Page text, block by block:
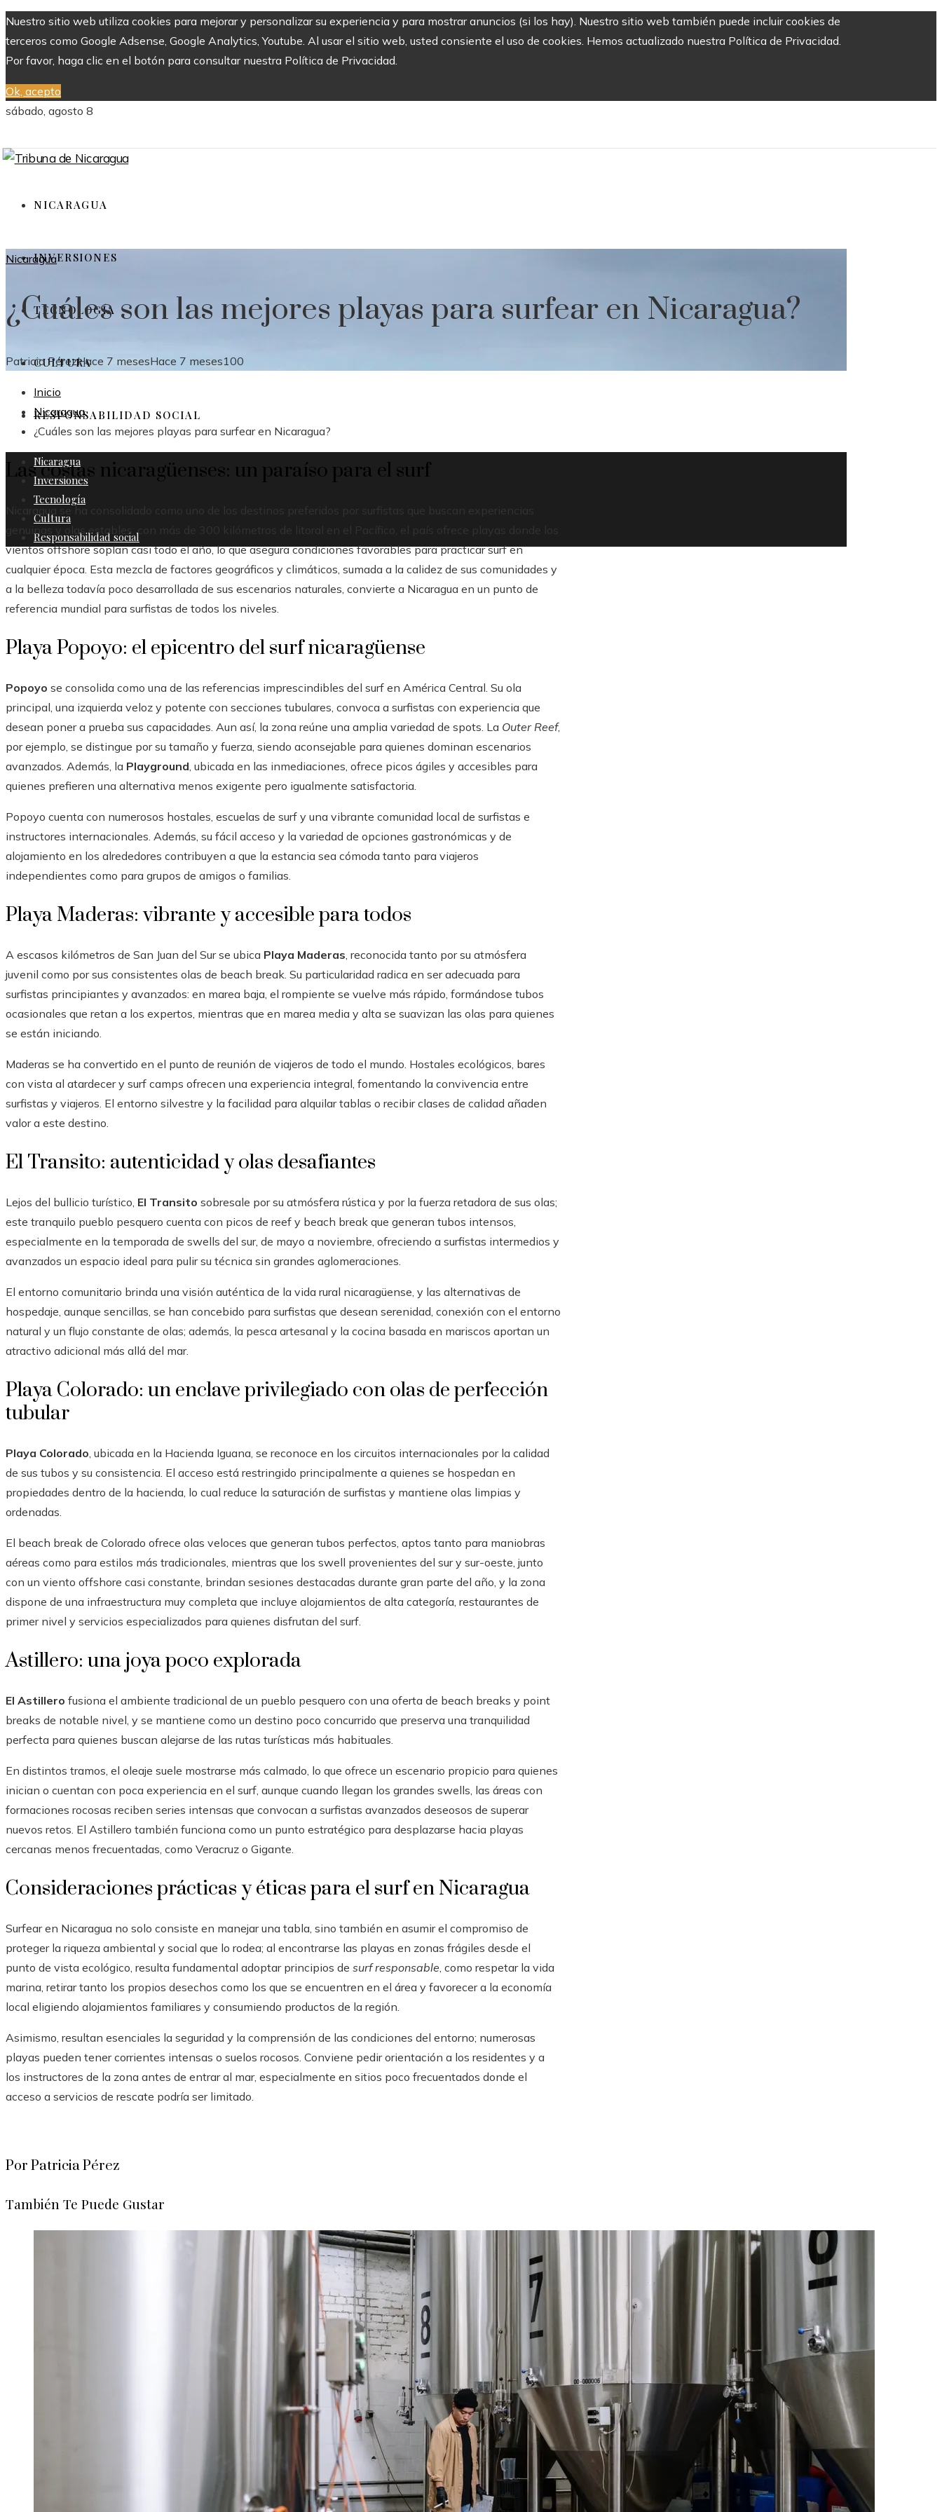
Nuestro sitio web utiliza cookies para mejorar y personalizar su experiencia y para mostrar anuncios (si los hay). Nuestro sitio web también puede incluir cookies de
terceros como Google Adsense, Google Analytics, Youtube. Al usar el sitio web, usted consiente el uso de cookies. Hemos actualizado nuestra Política de Privacidad.
Por favor, haga clic en el botón para consultar nuestra Política de Privacidad.
Ok, acepto
sábado, agosto 8
NICARAGUA
INVERSIONES
TECNOLOGÍA
CULTURA
RESPONSABILIDAD SOCIAL
Nicaragua
Inversiones
Tecnología
Cultura
Responsabilidad social
Nicaragua
¿Cuáles son las mejores playas para surfear en Nicaragua?
Patricia PérezHace 7 mesesHace 7 meses100
Inicio
Nicaragua
¿Cuáles son las mejores playas para surfear en Nicaragua?
Las costas nicaragüenses: un paraíso para el surf
Nicaragua se ha consolidado como uno de los destinos preferidos por surfistas que buscan experiencias
genuinas y olas estables; con más de 300 kilómetros de litoral en el Pacífico, el país ofrece playas donde los
vientos offshore soplan casi todo el año, lo que asegura condiciones favorables para practicar surf en
cualquier época. Esta mezcla de factores geográficos y climáticos, sumada a la calidez de sus comunidades y
a la belleza todavía poco desarrollada de sus escenarios naturales, convierte a Nicaragua en un punto de
referencia mundial para surfistas de todos los niveles.
Playa Popoyo: el epicentro del surf nicaragüense
Popoyo se consolida como una de las referencias imprescindibles del surf en América Central. Su ola
principal, una izquierda veloz y potente con secciones tubulares, convoca a surfistas con experiencia que
desean poner a prueba sus capacidades. Aun así, la zona reúne una amplia variedad de spots. La Outer Reef,
por ejemplo, se distingue por su tamaño y fuerza, siendo aconsejable para quienes dominan escenarios
avanzados. Además, la Playground, ubicada en las inmediaciones, ofrece picos ágiles y accesibles para
quienes prefieren una alternativa menos exigente pero igualmente satisfactoria.
Popoyo cuenta con numerosos hostales, escuelas de surf y una vibrante comunidad local de surfistas e
instructores internacionales. Además, su fácil acceso y la variedad de opciones gastronómicas y de
alojamiento en los alrededores contribuyen a que la estancia sea cómoda tanto para viajeros
independientes como para grupos de amigos o familias.
Playa Maderas: vibrante y accesible para todos
A escasos kilómetros de San Juan del Sur se ubica Playa Maderas, reconocida tanto por su atmósfera
juvenil como por sus consistentes olas de beach break. Su particularidad radica en ser adecuada para
surfistas principiantes y avanzados: en marea baja, el rompiente se vuelve más rápido, formándose tubos
ocasionales que retan a los expertos, mientras que en marea media y alta se suavizan las olas para quienes
se están iniciando.
Maderas se ha convertido en el punto de reunión de viajeros de todo el mundo. Hostales ecológicos, bares
con vista al atardecer y surf camps ofrecen una experiencia integral, fomentando la convivencia entre
surfistas y viajeros. El entorno silvestre y la facilidad para alquilar tablas o recibir clases de calidad añaden
valor a este destino.
El Transito: autenticidad y olas desafiantes
Lejos del bullicio turístico, El Transito sobresale por su atmósfera rústica y por la fuerza retadora de sus olas;
este tranquilo pueblo pesquero cuenta con picos de reef y beach break que generan tubos intensos,
especialmente en la temporada de swells del sur, de mayo a noviembre, ofreciendo a surfistas intermedios y
avanzados un espacio ideal para pulir su técnica sin grandes aglomeraciones.
El entorno comunitario brinda una visión auténtica de la vida rural nicaragüense, y las alternativas de
hospedaje, aunque sencillas, se han concebido para surfistas que desean serenidad, conexión con el entorno
natural y un flujo constante de olas; además, la pesca artesanal y la cocina basada en mariscos aportan un
atractivo adicional más allá del mar.
Playa Colorado: un enclave privilegiado con olas de perfección
tubular
Playa Colorado, ubicada en la Hacienda Iguana, se reconoce en los circuitos internacionales por la calidad
de sus tubos y su consistencia. El acceso está restringido principalmente a quienes se hospedan en
propiedades dentro de la hacienda, lo cual reduce la saturación de surfistas y mantiene olas limpias y
ordenadas.
El beach break de Colorado ofrece olas veloces que generan tubos perfectos, aptos tanto para maniobras
aéreas como para estilos más tradicionales, mientras que los swell provenientes del sur y sur-oeste, junto
con un viento offshore casi constante, brindan sesiones destacadas durante gran parte del año, y la zona
dispone de una infraestructura muy completa que incluye alojamientos de alta categoría, restaurantes de
primer nivel y servicios especializados para quienes disfrutan del surf.
Astillero: una joya poco explorada
El Astillero fusiona el ambiente tradicional de un pueblo pesquero con una oferta de beach breaks y point
breaks de notable nivel, y se mantiene como un destino poco concurrido que preserva una tranquilidad
perfecta para quienes buscan alejarse de las rutas turísticas más habituales.
En distintos tramos, el oleaje suele mostrarse más calmado, lo que ofrece un escenario propicio para quienes
inician o cuentan con poca experiencia en el surf, aunque cuando llegan los grandes swells, las áreas con
formaciones rocosas reciben series intensas que convocan a surfistas avanzados deseosos de superar
nuevos retos. El Astillero también funciona como un punto estratégico para desplazarse hacia playas
cercanas menos frecuentadas, como Veracruz o Gigante.
Consideraciones prácticas y éticas para el surf en Nicaragua
Surfear en Nicaragua no solo consiste en manejar una tabla, sino también en asumir el compromiso de
proteger la riqueza ambiental y social que lo rodea; al encontrarse las playas en zonas frágiles desde el
punto de vista ecológico, resulta fundamental adoptar principios de surf responsable, como respetar la vida
marina, retirar tanto los propios desechos como los que se encuentren en el área y favorecer a la economía
local eligiendo alojamientos familiares y consumiendo productos de la región.
Asimismo, resultan esenciales la seguridad y la comprensión de las condiciones del entorno; numerosas
playas pueden tener corrientes intensas o suelos rocosos. Conviene pedir orientación a los residentes y a
los instructores de la zona antes de entrar al mar, especialmente en sitios poco frecuentados donde el
acceso a servicios de rescate podría ser limitado.
Por Patricia Pérez
También Te Puede Gustar